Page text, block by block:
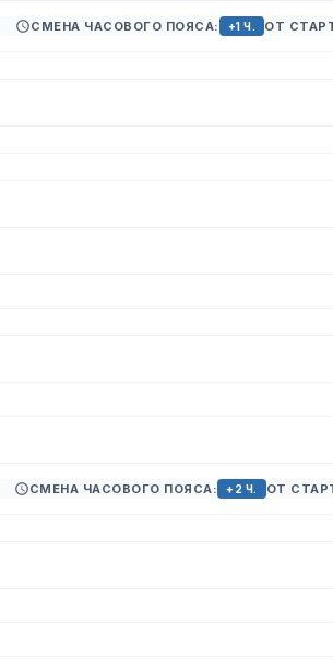
СМЕНА ЧАСОВОГО ПОЯСА: +1 Ч. ОТ
СМЕНА ЧАСОВОГО ПОЯСА: +2 Ч. ОТ